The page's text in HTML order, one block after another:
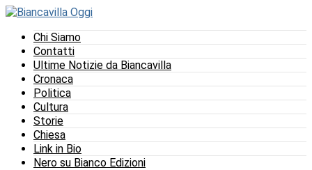
Chi Siamo
Contatti
Ultime Notizie da Biancavilla
Cronaca
Politica
Cultura
Storie
Chiesa
Link in Bio
Nero su Bianco Edizioni